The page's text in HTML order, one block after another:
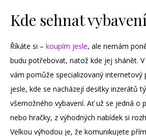
Kde sehnat
Říkáte si – koupím jesle, ale nemám
budu potřebovat, natož kde jej shánět.
vám pomůže specializovaný internetový
jesle, kde se nacházejí desítky inzerátů
všemožného vybavení. Ať už se jedná o
nebo hračky, z výhodných nabídek si
Velkou výhodou je, že komunikujete